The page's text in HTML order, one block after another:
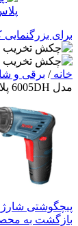
برای بزرگنمایی
خانه/ برقی و
مدل 6005DH پلاس
پیچگوشتی شارژی
بازگشت به